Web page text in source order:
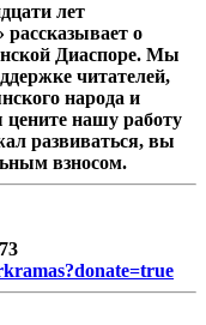
лет
о
Диаспоре. Мы
читателей,
народа и
нашу работу
развиваться, вы
взносом.